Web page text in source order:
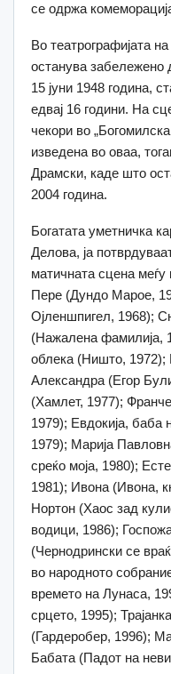
се одржа
Во театрографијата
останува забележено
15 јуни 1948 година,
едвај 16 години. На
чекори во
изведена во оваа,
Драмски, каде што
2004 година.
Богатата уметничка
Делова, ја
матичната сцена
Пере (Дундо Марое,
Ојленшпигел, 1968);
(Нажалена фамилија,
облека (Ништо, 1972);
Александра (Егор
(Хамлет, 1977);
1979); Евдокија, баба
1979); Марија
среќо моја, 1980);
1981); Ивона (Ивона,
Нортон (Хаос зад
водици, 1986);
(Чернодрински се
во народното
времето на Лунаса,
срцето, 1995);
(Гардеробер, 1996);
Бабата (Падот на